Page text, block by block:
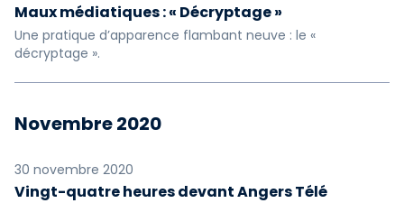
Maux médiatiques : « Décryptage »
Une pratique d’apparence flambant neuve : le «
décryptage ».
Novembre 2020
30 novembre 2020
Vingt-quatre heures devant Angers Télé